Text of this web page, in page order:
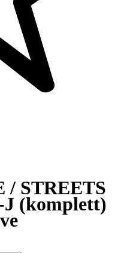
STREETS
J (komplett)